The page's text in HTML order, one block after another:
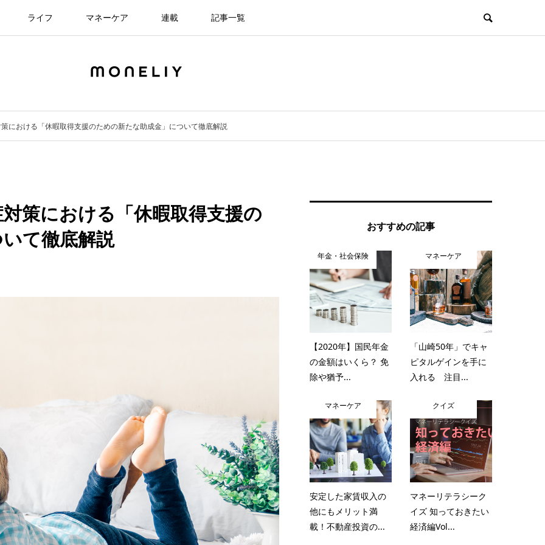
ライフ マネーケア 連載 記事一覧
における「休暇取得支援のための新たな助成金」について徹底解説
策における「休暇取得支援の
て徹底解説
おすすめの記事
年金・社会保険
【2020年】国民年金
の金額はいくら？ 免
除や猶予...
マネーケア
「山崎50年」でキャ
ピタルゲインを手に
入れる 注目...
マネーケア
安定した家賃収入の
他にもメリット満
載！不動産投資の...
クイズ
マネーリテラシーク
イズ 知っておきたい
経済編Vol...